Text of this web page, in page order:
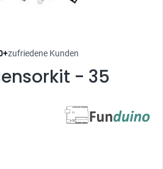
zufriedene Kunden
- 35